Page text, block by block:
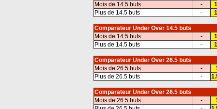
Mois de 14.5 buts
-
Plus de 14.5 buts
-
Comparateur Under Over 14.5 buts
Mois de 14.5 buts
-
Plus de 14.5 buts
-
Comparateur Under Over 26.5 buts
Mois de 26.5 buts
-
Plus de 26.5 buts
-
Comparateur Under Over 26.5 buts
Mois de 26.5 buts
-